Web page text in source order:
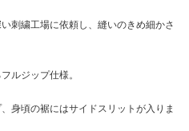
刺繍工場に依頼し、縫いのきめ細かさ
ルジップ仕様。
身頃の裾にはサイドスリットが入りま